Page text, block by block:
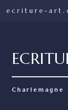
ecriture-
Charlemagne